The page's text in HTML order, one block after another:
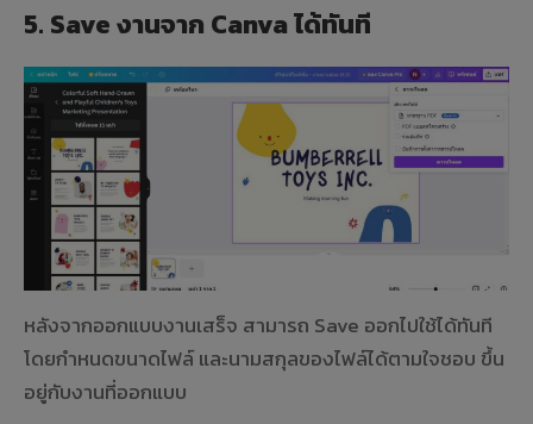
5. Save งานจาก Canvaได้ทันที
หลังจากออกแบบงานเสร็จ สามารถ Save ออกไปใช้ได้ทันที
โดยกำหนดขนาดไฟล์ และนามสกุลของไฟล์ได้ตามใจชอบ ขึ้น
อยู่กับงานที่ออกแบบ